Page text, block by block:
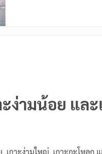
ง่ามน้อย และ
เกาะง่ามใหญ่, เกาะกะโห